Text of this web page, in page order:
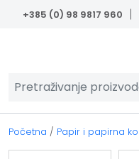
Skip to main content
+385 (0) 98 9817 960
Početna / Papir i papirna